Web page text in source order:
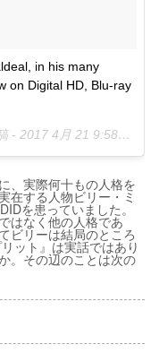
in his many
on Digital HD, Blu-ray
- 2017 4月 21 9:58午前 PDT
、実際何十もの人格を
在する人物ビリー・ミ
を患っていました。
はなく他の人格であ
ビリーは結局のところ
ット』は実話ではあり
。その辺のことは次の